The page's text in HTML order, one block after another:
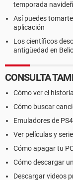
temporada
Así puedes
aplicación
Los científicos
antigüedad en
CONSULTA
Cómo ver el
Cómo buscar
Emuladores de
Ver películas y
Cómo apagar tu
Cómo descargar
Descargar videos